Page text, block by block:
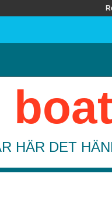
HÄR DET